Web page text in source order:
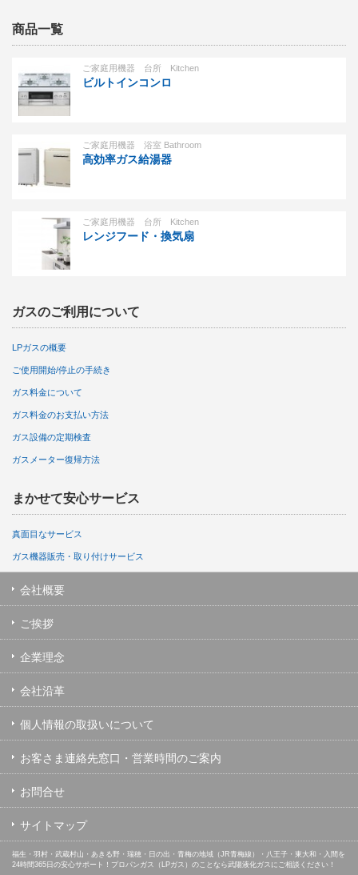
商品一覧
ご家庭用機器 台所 Kitchen
ビルトインコンロ
ご家庭用機器 浴室 Bathroom
高効率ガス給湯器
ご家庭用機器 台所 Kitchen
レンジフード・換気扇
ガスのご利用について
LPガスの概要
ご使用開始/停止の手続き
ガス料金について
ガス料金のお支払い方法
ガス設備の定期検査
ガスメーター復帰方法
まかせて安心サービス
真面目なサービス
ガス機器販売・取り付けサービス
会社概要
ご挨拶
企業理念
会社沿革
個人情報の取扱いについて
お客さま連絡先窓口・営業時間のご案内
お問合せ
サイトマップ
福生・羽村・武蔵村山・あきる野・瑞穂・日の出・青梅の地域（JR青梅線）・八王子・東大和・入間を
24時間365日の安心サポート！プロパンガス（LPガス）のことなら武陽液化ガスにご相談ください！